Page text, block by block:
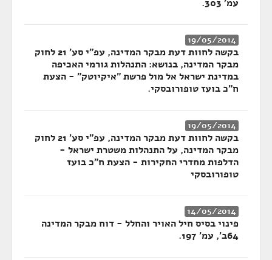
עמ' 303.
19/05/2014
בקשה לחוות דעת מבקר המדינה, עפ"י סע' 21 לחוק
מבקר המדינה, בנושא: התנהלות גורמי האכיפה
במדינת ישראל אל מול פרשת "איקיוטק" - הצעת
ח"כ בועז טופורובסקי.
19/05/2014
בקשה לחוות דעת מבקר המדינה, עפ"י סע' 21 לחוק
מבקר המדינה, על התנהלות משטרת ישראל -
הדלפות מחדרי החקירות - הצעת ח"כ בועז
טופורובסקי
14/05/2014
פינוי בסיס חיל האויר והחלל - דוח מבקר המדינה
64ב', עמ' 197.